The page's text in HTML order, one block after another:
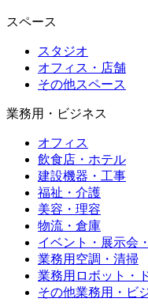
スペース
スタジオ
オフィス・店舗
その他スペース
業務用・ビジネス
オフィス
飲食店・ホテル
建設機器・工事
福祉・介護
美容・理容
物流・倉庫
イベント・展示会
業務用空調・清掃
業務用ロボット・
その他業務用・ビ